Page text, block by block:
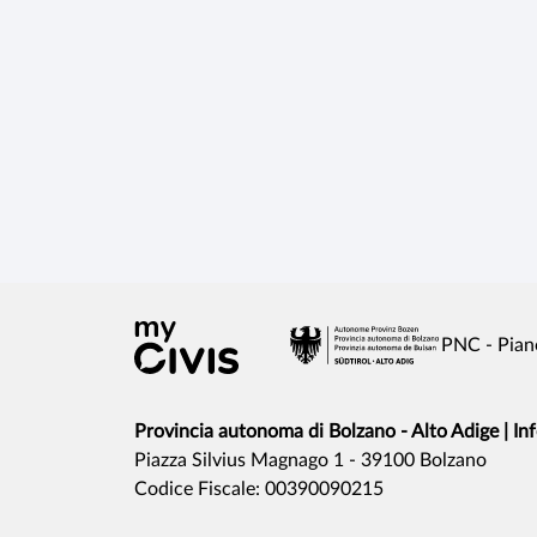
PNC -
Provincia autonoma di Bolzano - Alto Adige |
Piazza Silvius Magnago 1 - 39100 Bolzano
Codice Fiscale: 00390090215